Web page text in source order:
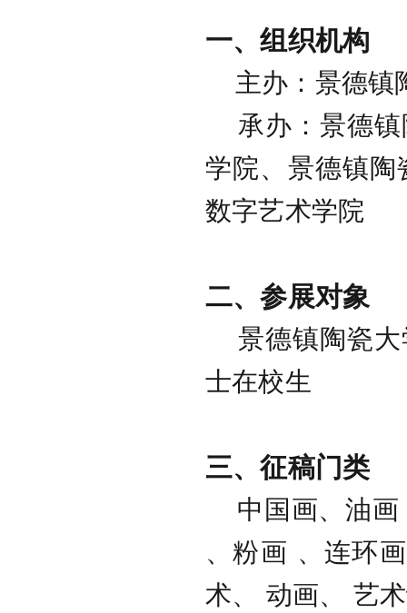
一、组织机构
主办：景德镇
承办：景德镇
学院、景德镇
数字艺术学院
二、参展对象
景德镇陶瓷大
士在校生
三、征稿门类
中国画、油画
、粉画 、连环
术、 动画、 艺